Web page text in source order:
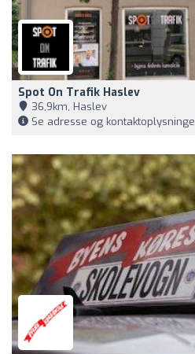
Spot On Trafik Haslev
36,9km, Haslev
Se adresse og